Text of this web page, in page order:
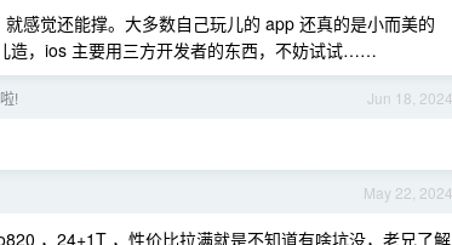
感觉还能撑。大多数自己玩儿的 app 还真的是小而美的
造，ios 主要用三方开发者的东西，不妨试试……
Jun 18, 2024
!
May 22, 2024
，24+1T ，性价比拉满就是不知道有啥坑没，老兄了解